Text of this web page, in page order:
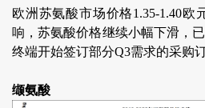
欧洲苏氨酸市场价格1.35-1.40欧
响，苏氨酸价格继续小幅下滑，
终端开始签订部分Q3需求的采购订
缬氨酸